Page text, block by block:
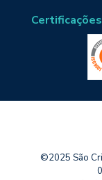
©2025 São